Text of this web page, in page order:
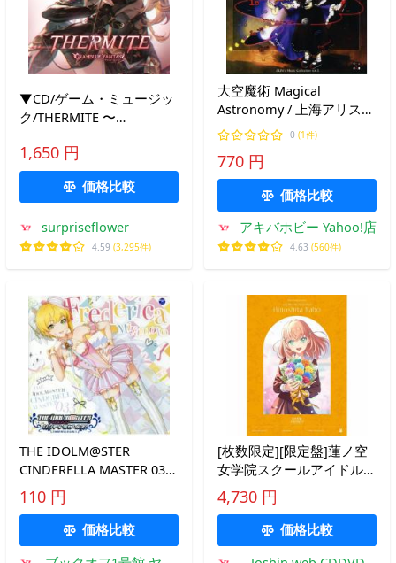
▼CD/ゲーム・ミュージッ
ク/THERMITE 〜
1,650 円
価格比較
surpriseflower
4.59 (3,295件)
大空魔術 Magical
Astronomy / 上海アリス幻
樂団
0 (1件)
770 円
価格比較
アキバホビー Yahoo!店
4.63 (560件)
THE IDOLM@STER
CINDERELLA MASTER 033
宮本フレデリカ/宮本フレ
デリカ(CV高野麻美)
110 円
価格比較
[枚数限定][限定盤]蓮ノ空
女学院スクールアイドルク
ラブ 103rd Graduation
Album 〜Full Bloom
Memories〜 Hinoshita
Kaho(初回限...[CD+Blu-
4,730 円
価格比較